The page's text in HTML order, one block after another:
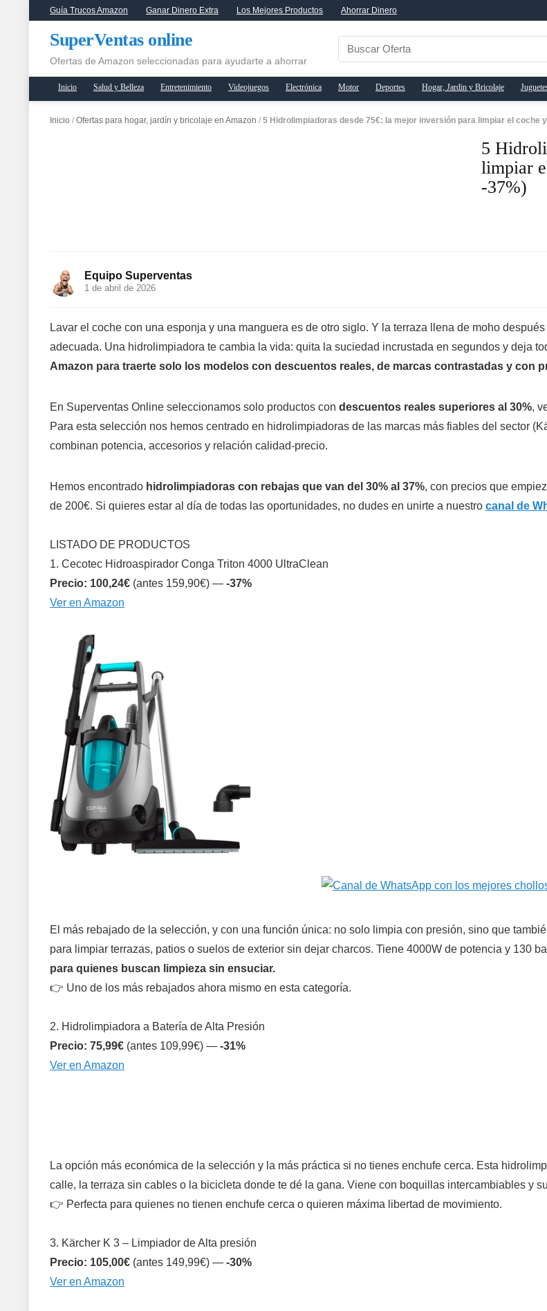
Guía Trucos Amazon Ganar Dinero Extra Los Mejores Productos Ahorrar Dinero
SuperVentas online
Ofertas de Amazon seleccionadas para ayudarte a ahorrar
Inicio Salud y Belleza Entretenimiento Videojuegos Electrónica Motor Deportes Hogar, Jardin y Bricolaje
Inicio / Ofertas para hogar, jardín y bricolaje en Amazon / 5 Hidrolimpiadoras desde 75€: la mejor inversión para limpiar el coche
5
limpiar
-37%)
Equipo Superventas
1 de abril de 2026
Lavar el coche con una esponja y una manguera es de otro siglo. Y la terraza llena de moho
adecuada. Una hidrolimpiadora te cambia la vida: quita la suciedad incrustada en segundos y deja
Amazon para traerte solo los modelos con descuentos reales, de marcas contrastadas y con
En Superventas Online seleccionamos solo productos con descuentos reales superiores al 30%,
Para esta selección nos hemos centrado en hidrolimpiadoras de las marcas más fiables del sector
combinan potencia, accesorios y relación calidad-precio.
Hemos encontrado hidrolimpiadoras con rebajas que van del 30% al 37%, con precios que
de 200€. Si quieres estar al día de todas las oportunidades, no dudes en unirte a nuestro canal de
LISTADO DE PRODUCTOS
1. Cecotec Hidroaspirador Conga Triton 4000 UltraClean
Precio: 100,24€ (antes 159,90€) — -37%
Ver en Amazon
El más rebajado de la selección, y con una función única: no solo limpia con presión, sino que
para limpiar terrazas, patios o suelos de exterior sin dejar charcos. Tiene 4000W de potencia y 130
para quienes buscan limpieza sin ensuciar.
👉 Uno de los más rebajados ahora mismo en esta categoría.
2. Hidrolimpiadora a Batería de Alta Presión
Precio: 75,99€ (antes 109,99€) — -31%
Ver en Amazon
La opción más económica de la selección y la más práctica si no tienes enchufe cerca. Esta
calle, la terraza sin cables o la bicicleta donde te dé la gana. Viene con boquillas intercambiables y
👉 Perfecta para quienes no tienen enchufe cerca o quieren máxima libertad de movimiento.
3. Kärcher K 3 – Limpiador de Alta presión
Precio: 105,00€ (antes 149,99€) — -30%
Ver en Amazon